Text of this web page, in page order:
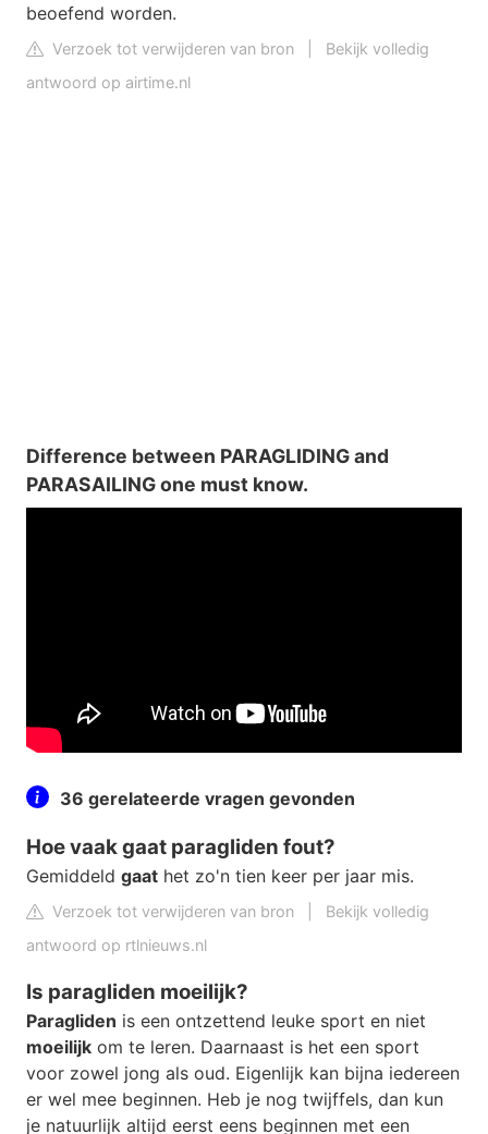
beoefend worden.
Verzoek tot verwijderen van bron
Bekijk volledig
antwoord op airtime.nl
Difference between PARAGLIDING and
PARASAILING one must know.
36 gerelateerde vragen gevonden
Hoe vaak gaat paragliden fout?
Gemiddeld gaat het zo'n tien keer per jaar mis.
Verzoek tot verwijderen van bron
Bekijk volledig
antwoord op rtlnieuws.nl
Is paragliden moeilijk?
Paragliden is een ontzettend leuke sport en niet
moeilijk om te leren. Daarnaast is het een sport
voor zowel jong als oud. Eigenlijk kan bijna iedereen
er wel mee beginnen. Heb je nog twijffels, dan kun
je natuurlijk altijd eerst eens beginnen met een